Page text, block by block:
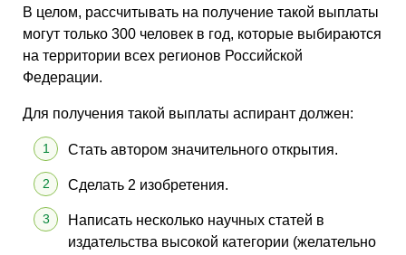
В целом, рассчитывать на получение такой выплаты
могут только 300 человек в год, которые выбираются
на территории всех регионов Российской
Федерации.
Для получения такой выплаты аспирант должен:
Стать автором значительного открытия.
Сделать 2 изобретения.
Написать несколько научных статей в
издательства высокой категории (желательно